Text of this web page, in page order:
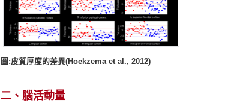
圖:皮質厚度的差異(Hoekzema et al., 2012)
二、腦活動量